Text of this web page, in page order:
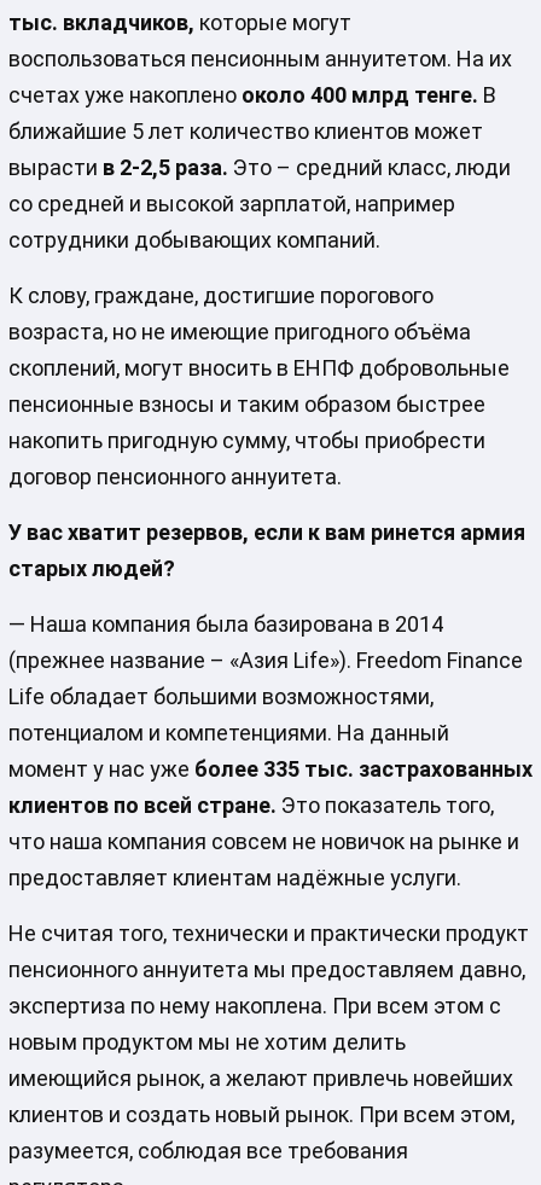
тыс. вкладчиков, которые могут
воспользоваться пенсионным аннуитетом. На их
счетах уже накоплено около 400 млрд тенге. В
ближайшие 5 лет количество клиентов может
вырасти в 2-2,5 раза. Это – средний класс, люди
со средней и высокой зарплатой, например
сотрудники добывающих компаний.
К слову, граждане, достигшие порогового
возраста, но не имеющие пригодного объёма
скоплений, могут вносить в ЕНПФ добровольные
пенсионные взносы и таким образом быстрее
накопить пригодную сумму, чтобы приобрести
договор пенсионного аннуитета.
У вас хватит резервов, если к вам ринется армия
старых людей?
— Наша компания была базирована в 2014
(прежнее название – «Азия Life»). Freedom Finance
Life обладает большими возможностями,
потенциалом и компетенциями. На данный
момент у нас уже более 335 тыс. застрахованных
клиентов по всей стране. Это показатель того,
что наша компания совсем не новичок на рынке и
предоставляет клиентам надёжные услуги.
Не считая того, технически и практически продукт
пенсионного аннуитета мы предоставляем давно,
экспертиза по нему накоплена. При всем этом с
новым продуктом мы не хотим делить
имеющийся рынок, а желают привлечь новейших
клиентов и создать новый рынок. При всем этом,
разумеется, соблюдая все требования